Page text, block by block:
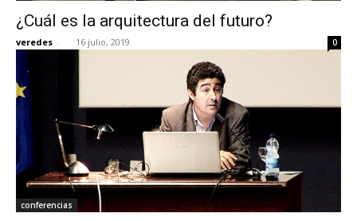
¿Cuál es la arquitectura del futuro?
veredes - 16 julio, 2019 0
conferencias